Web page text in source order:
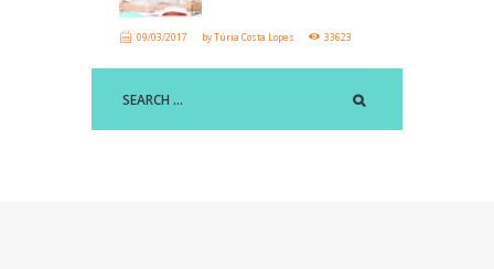
09/03/2017 byTúria Costa Lopes 33623